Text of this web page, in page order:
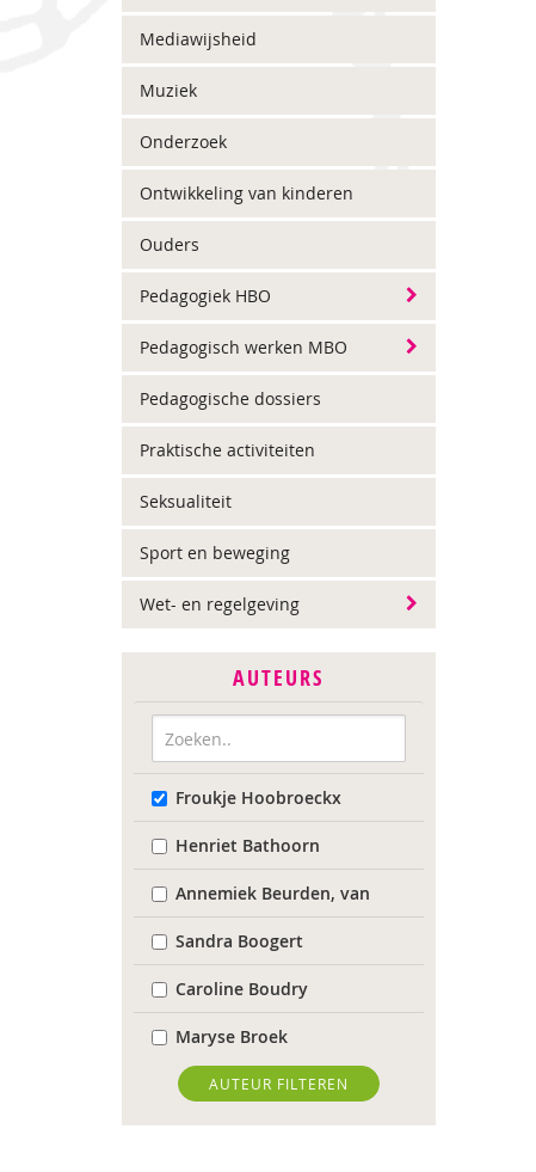
Mediawijsheid
Muziek
Onderzoek
Ontwikkeling van kinderen
Ouders
Pedagogiek HBO
Pedagogisch werken MBO
Pedagogische dossiers
Praktische activiteiten
Seksualiteit
Sport en beweging
Wet- en regelgeving
AUTEURS
Froukje Hoobroeckx
Henriet Bathoorn
Annemiek Beurden, van
Sandra Boogert
Caroline Boudry
Maryse Broek
Kees Broekhof
Astrid de Bruin
AUTEUR FILTEREN